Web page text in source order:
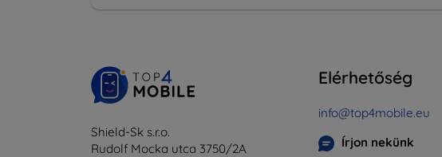
Shield-Sk s.r.o.
Rudolf Mocka utca 3750/2A
Elérhetőség
info@top4mobile.eu
Írjon nekünk